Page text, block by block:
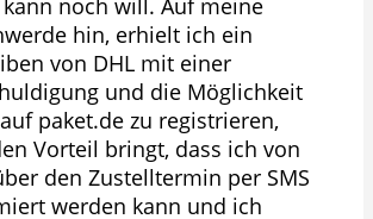
hin, erhielt ich ein
von DHL mit einer
und die Möglichkeit
paket.de zu registrieren,
Vorteil bringt, dass ich von
den Zustelltermin per SMS
werden kann und ich